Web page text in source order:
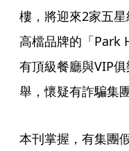
樓，將迎來2家五
高檔品牌的「Park
有頂級餐廳與VIP
舉，懷疑有詐騙集
本刊掌握，有集團